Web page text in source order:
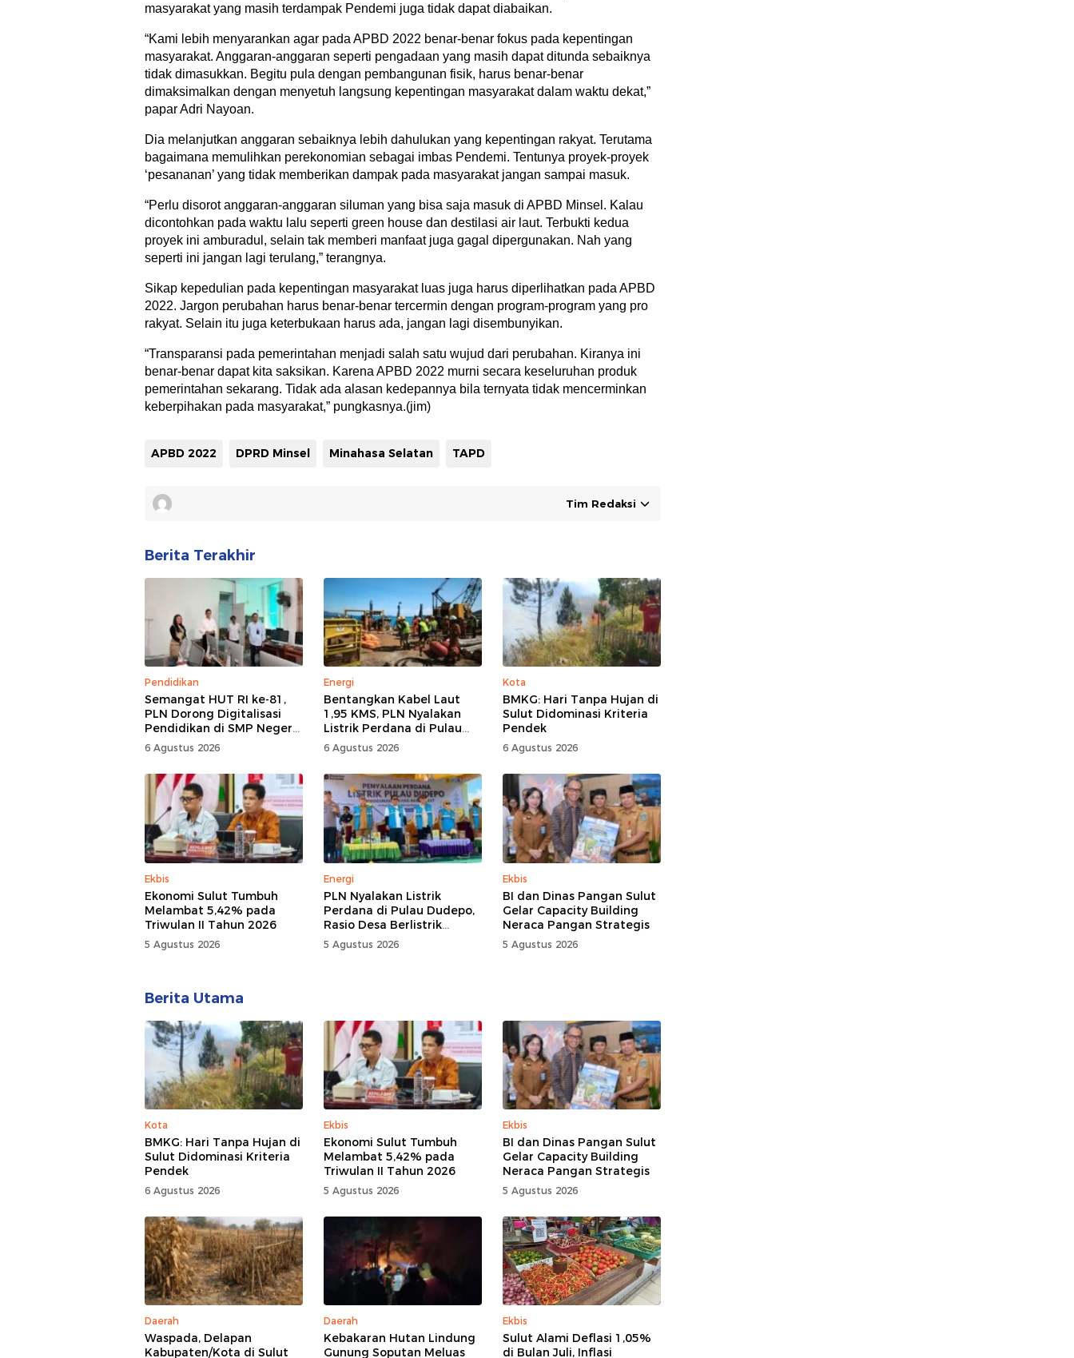
masyarakat yang masih terdampak Pendemi juga tidak dapat diabaikan.
“Kami lebih menyarankan agar pada APBD 2022 benar-benar fokus pada kepentingan
masyarakat. Anggaran-anggaran seperti pengadaan yang masih dapat ditunda sebaiknya
tidak dimasukkan. Begitu pula dengan pembangunan fisik, harus benar-benar
dimaksimalkan dengan menyetuh langsung kepentingan masyarakat dalam waktu dekat,”
papar Adri Nayoan.
Dia melanjutkan anggaran sebaiknya lebih dahulukan yang kepentingan rakyat. Terutama
bagaimana memulihkan perekonomian sebagai imbas Pendemi. Tentunya proyek-proyek
‘pesananan’ yang tidak memberikan dampak pada masyarakat jangan sampai masuk.
“Perlu disorot anggaran-anggaran siluman yang bisa saja masuk di APBD Minsel. Kalau
dicontohkan pada waktu lalu seperti green house dan destilasi air laut. Terbukti kedua
proyek ini amburadul, selain tak memberi manfaat juga gagal dipergunakan. Nah yang
seperti ini jangan lagi terulang,” terangnya.
Sikap kepedulian pada kepentingan masyarakat luas juga harus diperlihatkan pada APBD
2022. Jargon perubahan harus benar-benar tercermin dengan program-program yang pro
rakyat. Selain itu juga keterbukaan harus ada, jangan lagi disembunyikan.
“Transparansi pada pemerintahan menjadi salah satu wujud dari perubahan. Kiranya ini
benar-benar dapat kita saksikan. Karena APBD 2022 murni secara keseluruhan produk
pemerintahan sekarang. Tidak ada alasan kedepannya bila ternyata tidak mencerminkan
keberpihakan pada masyarakat,” pungkasnya.(jim)
APBD 2022 DPRD Minsel Minahasa Selatan TAPD
Tim Redaksi
Berita Terakhir
Pendidikan
Semangat HUT RI ke-81,
PLN Dorong Digitalisasi
Pendidikan di SMP Negeri
1 Palu Lewat Program
TJSL
6 Agustus 2026
Energi
Bentangkan Kabel Laut
1,95 KMS, PLN Nyalakan
Listrik Perdana di Pulau
Dudepo, Desa Berlistrik di
Gorontalo 100 Persen
6 Agustus 2026
Kota
BMKG: Hari Tanpa Hujan di
Sulut Didominasi Kriteria
Pendek
6 Agustus 2026
Ekbis
Ekonomi Sulut Tumbuh
Melambat 5,42% pada
Triwulan II Tahun 2026
5 Agustus 2026
Energi
PLN Nyalakan Listrik
Perdana di Pulau Dudepo,
Rasio Desa Berlistrik
Provinsi Gorontalo Capai
100 Persen
5 Agustus 2026
Ekbis
BI dan Dinas Pangan Sulut
Gelar Capacity Building
Neraca Pangan Strategis
5 Agustus 2026
Berita Utama
Kota
BMKG: Hari Tanpa Hujan di
Sulut Didominasi Kriteria
Pendek
6 Agustus 2026
Ekbis
Ekonomi Sulut Tumbuh
Melambat 5,42% pada
Triwulan II Tahun 2026
5 Agustus 2026
Ekbis
BI dan Dinas Pangan Sulut
Gelar Capacity Building
Neraca Pangan Strategis
5 Agustus 2026
Daerah
Waspada, Delapan
Kabupaten/Kota di Sulut
Daerah
Kebakaran Hutan Lindung
Gunung Soputan Meluas
Ekbis
Sulut Alami Deflasi 1,05%
di Bulan Juli, Inflasi